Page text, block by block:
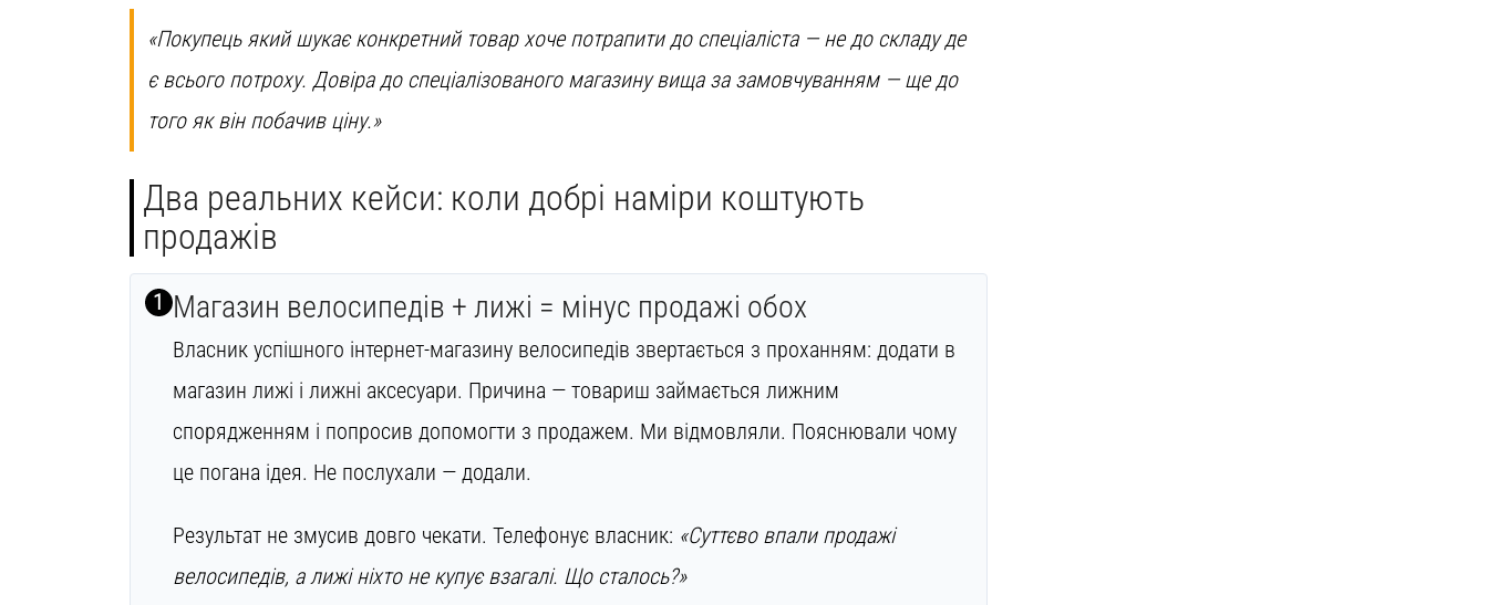
«Покупець який шукає конкретний товар хоче потрапити до спеціаліста — не до складу де
є всього потроху. Довіра до спеціалізованого магазину вища за замовчуванням — ще до
того як він побачив ціну.»
Два реальних кейси: коли добрі наміри коштують
продажів
1 Магазин велосипедів + лижі = мінус продажі обох
Власник успішного інтернет-магазину велосипедів звертається з проханням: додати в
магазин лижі і лижні аксесуари. Причина — товариш займається лижним
спорядженням і попросив допомогти з продажем. Ми відмовляли. Пояснювали чому
це погана ідея. Не послухали — додали.
Результат не змусив довго чекати. Телефонує власник: «Суттєво впали продажі
велосипедів, а лижі ніхто не купує взагалі. Що сталось?»